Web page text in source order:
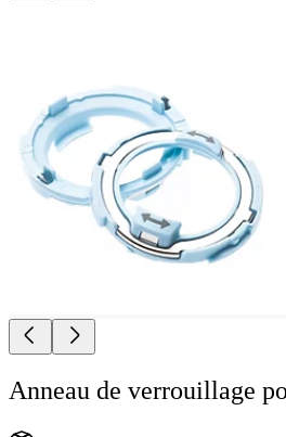
Anneau de verrouillage